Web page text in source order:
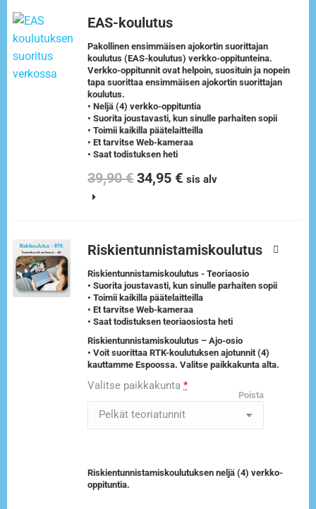
EAS-koulutus
Pakollinen ensimmäisen ajokortin suorittajan
koulutus (EAS-koulutus) verkko-oppitunteina.
Verkko-oppitunnit ovat helpoin, suosituin ja nopein
tapa suorittaa ensimmäisen ajokortin suorittajan
koulutus.
• Neljä (4) verkko-oppituntia
• Suorita joustavasti, kun sinulle parhaiten sopii
• Toimii kaikilla päätelaitteilla
• Et tarvitse Web-kameraa
• Saat todistuksen heti
39,90€ 34,95€ sis alv
Riskientunnistamiskoulutus
Riskientunnistamiskoulutus - Teoriaosio
• Suorita joustavasti, kun sinulle parhaiten sopii
• Toimii kaikilla päätelaitteilla
• Et tarvitse Web-kameraa
• Saat todistuksen teoriaosiosta heti
Riskientunnistamiskoulutus – Ajo-osio
• Voit suorittaa RTK-koulutuksen ajotunnit (4)
kauttamme Espoossa. Valitse paikkakunta alta.
Valitse paikkakunta*
Poista
Riskientunnistamiskoulutuksen neljä (4) verkko-
oppituntia.